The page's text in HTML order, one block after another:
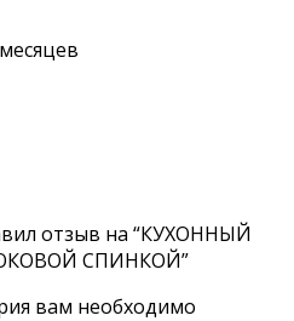
отзыв на “КУХОННЫЙ
СПИНКОЙ”
вам необходимо